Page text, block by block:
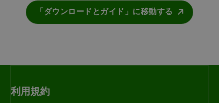
「ダウンロードとガイド」に移動する
利用規約